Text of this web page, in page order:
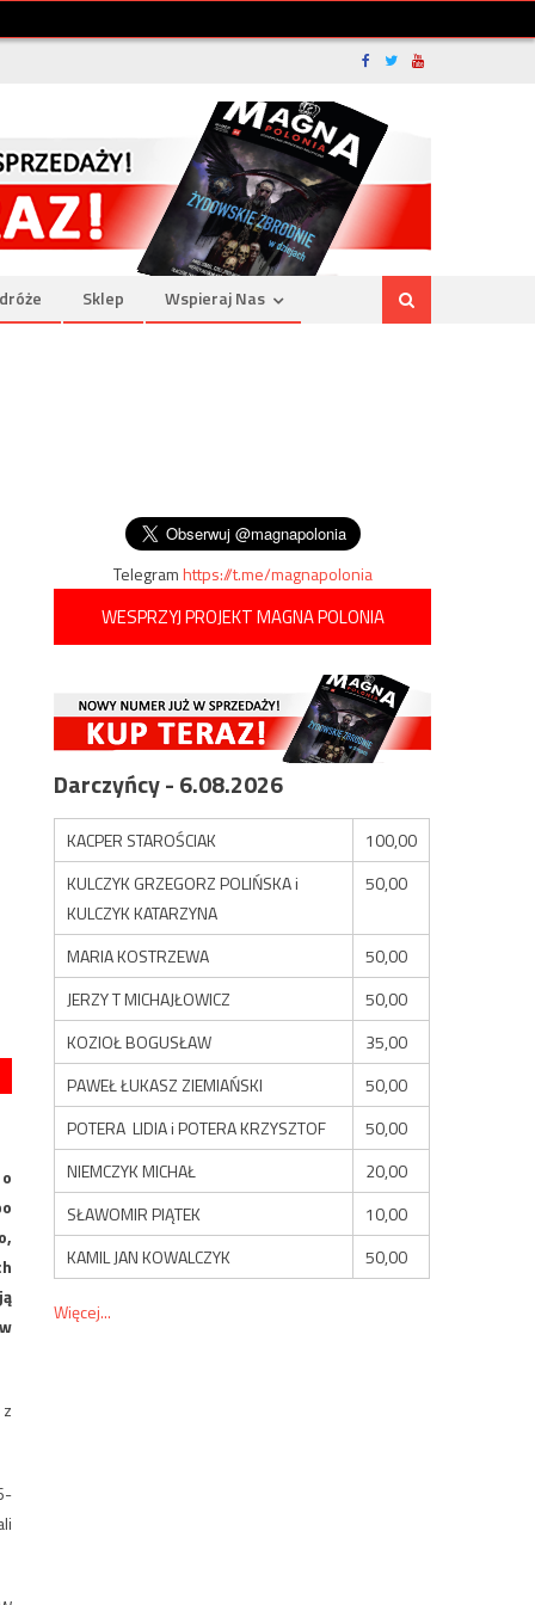
Sklep Wspieraj Nas
Telegramhttps://t.me/magnapolonia
WESPRZYJ PROJEKT MAGNA POLONIA
Darczyńcy - 6.08.2026
KACPER STAROŚCIAK
100,00
KULCZYK GRZEGORZ POLIŃSKA i
KULCZYK KATARZYNA
50,00
MARIA KOSTRZEWA
50,00
JERZY T MICHAJŁOWICZ
50,00
KOZIOŁ BOGUSŁAW
35,00
PAWEŁ ŁUKASZ ZIEMIAŃSKI
50,00
POTERA LIDIA i POTERA KRZYSZTOF
50,00
NIEMCZYK MICHAŁ
20,00
SŁAWOMIR PIĄTEK
10,00
KAMIL JAN KOWALCZYK
50,00
Więcej...